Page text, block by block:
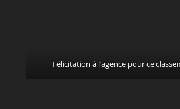
Félicitation à l’agence pour ce